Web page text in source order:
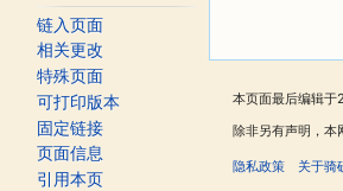
链入页面
相关更改
特殊页面
可打印版本
固定链接
页面信息
引用本页
本页面最后编辑于
除非另有声明，本
隐私政策 关于骑